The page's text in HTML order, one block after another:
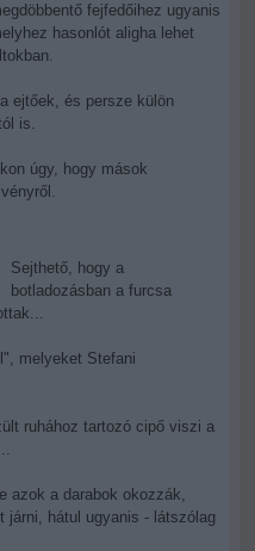
fejfedőihez ugyanis
hasonlót aligha lehet
ejtőek, és persze külön
is.
úgy, hogy mások
Sejthető, hogy a
botladozásban a furcsa
melyeket Stefani
ruhához tartozó cipő viszi a
azok a darabok okozzák,
járni, hátul ugyanis - látszólag